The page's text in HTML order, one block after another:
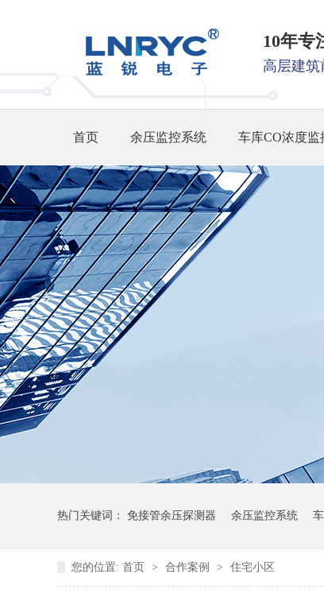
10年专
高层建筑
首页 余压监控系统 车库CO浓度监
热门关键词： 免接管余压探测器 余压监控系统
您的位置: 首页 > 合作案例 > 住宅小区